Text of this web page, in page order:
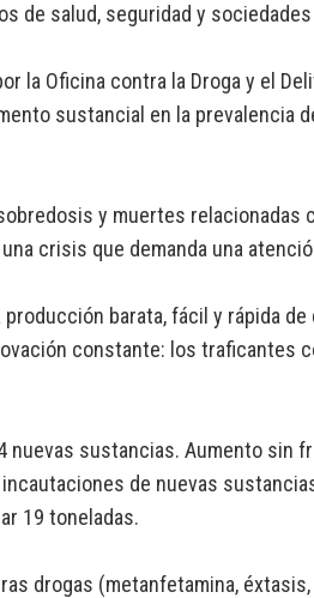
de salud, seguridad y
la Oficina contra la Droga y el
sustancial en la prevalencia
y muertes relacionadas
crisis que demanda una
barata, fácil y rápida
constante: los traficantes
nuevas sustancias. Aumento sin
de nuevas
19 toneladas.
drogas (metanfetamina,